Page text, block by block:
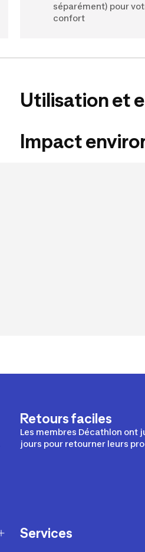
séparément) pour
confort
Utilisation et
Impact
Retours faciles
Les membres Décathlon ont
jours pour retourner leurs
Services